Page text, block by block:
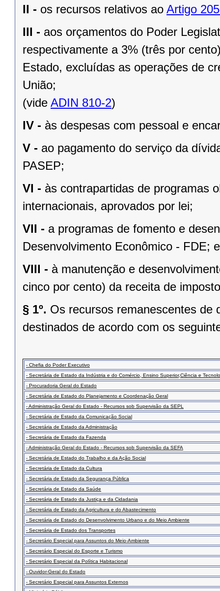
II - os recursos relativos ao Artigo
III - aos orçamentos do Poder
respectivamente a 3% (três por
Estado, excluídas as operações de
União;
(vide ADIN 810-2)
IV - às despesas com pessoal e
V - ao pagamento do serviço da
PASEP;
VI - às contrapartidas de programas
internacionais, aprovados por lei;
VII - a programas de fomento e
Desenvolvimento Econômico - FDE; e
VIII - à manutenção e
cinco por cento) da receita de
§ 1º. Os recursos remanescentes de
destinados de acordo com os
- Chefia do Poder Executivo
- Secretária de Estado da Indústria e do Comércio, Ensino Superior,Ciência e
- Procuradoria Geral do Estado
- Secretária de Estado do Planejamento e Coordenação Geral
- Administração Geral do Estado - Recursos sob Supervisão da SEPL
- Secretária de Estado da Comunicação Social
- Secretária de Estado da Administração
- Secretária de Estado da Fazenda
- Administração Geral do Estado - Recursos sob Supervisão da SEFA
- Secretária de Estado do Trabalho e da Ação Social
- Secretária de Estado da Cultura
- Secretária de Estado da Segurança Pública
- Secretária de Estado da Saúde
- Secretária de Estado da Justiça e da Cidadania
- Secretária de Estado da Agricultura e do Abastecimento
- Secretária de Estado do Desenvolvimento Urbano e do Meio Ambiente
- Secretária de Estado dos Transportes
- Secretário Especial para Assuntos do Meio-Ambiente
- Secretário Especial do Esporte e Turismo
- Secretário Especial da Política Habitacional
- Ouvidor-Geral do Estado
- Secretário Especial para Assuntos Externos